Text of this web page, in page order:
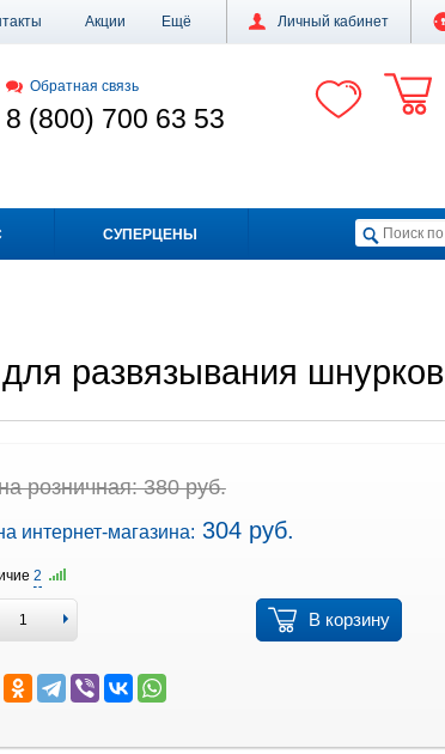
Личный кабинет
Акции Ещё
Обратная связь
8 (800) 700 63 53
СУПЕРЦЕНЫ
развязывания шнурков
розничная: 380 руб.
интернет-магазина: 304 руб.
2
В корзину